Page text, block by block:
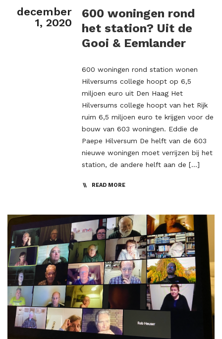
december
1, 2020
600 woningen rond
het station? Uit de
Gooi & Eemlander
600 woningen rond station wonen
Hilversums college hoopt op 6,5
miljoen euro uit Den Haag Het
Hilversums college hoopt van het Rijk
ruim 6,5 miljoen euro te krijgen voor de
bouw van 603 woningen. Eddie de
Paepe Hilversum De helft van de 603
nieuwe woningen moet verrijzen bij het
station, de andere helft aan de […]
READ MORE